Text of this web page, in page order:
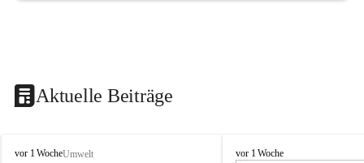
Aktuelle Beiträge
V
vor 1 WocheUmwelt
V
vor 1 Woche